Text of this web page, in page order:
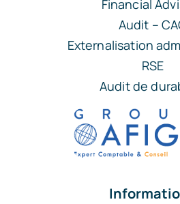
Financial
Audit –
Externalisation
RSE
Audit de